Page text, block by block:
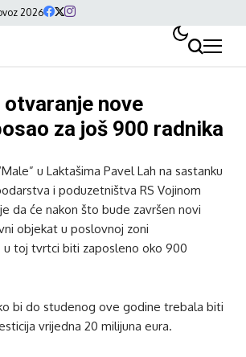
2026
nove
za još 900 radnika
u Laktašima Pavel Lah na sastanku
i poduzetništva RS Vojinom
da će nakon što bude završen novi
objekat u poslovnoj zoni
u toj tvrtci biti zaposleno oko 900
bi do studenog ove godine trebala biti
vrijedna 20 milijuna eura.